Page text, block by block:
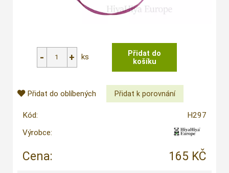
ks
Přidat do oblíbených
Kód:
H297
Výrobce:
Cena: 165 KČ